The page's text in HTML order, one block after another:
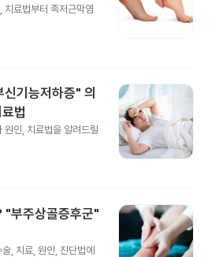
치료법부터 족저근막염
기능저하증" 의
법
원인, 치료법을 알려드릴
"부주상골증후군"
, 치료, 원인, 진단법에